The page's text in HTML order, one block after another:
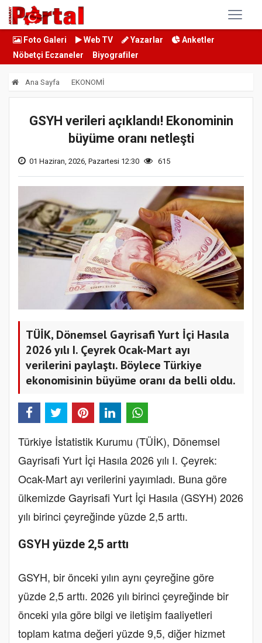
Foto Galeri Web TV Yazarlar
Anketler
Nöbetçi Eczaneler
Biyografiler
Ana Sayfa EKONOMİ
GSYH verileri açıklandı! Ekonominin
büyüme oranı netleşti
01 Haziran, 2026, Pazartesi 12:30 615
TÜİK, Dönemsel Gayrisafi Yurt İçi Hasıla
2026 yılı I. Çeyrek Ocak-Mart ayı
verilerini paylaştı. Böylece Türkiye
ekonomisinin büyüme oranı da belli oldu.
Türkiye İstatistik Kurumu (TÜİK), Dönemsel
Gayrisafi Yurt İçi Hasıla 2026 yılı I. Çeyrek:
Ocak-Mart ayı verilerini yayımladı. Buna göre
ülkemizde Gayrisafi Yurt İçi Hasıla (GSYH) 2026
yılı birinci çeyreğinde yüzde 2,5 arttı.
GSYH yüzde 2,5 arttı
GSYH, bir önceki yılın aynı çeyreğine göre
yüzde 2,5 arttı. 2026 yılı birinci çeyreğinde bir
önceki yıla göre bilgi ve iletişim faaliyetleri
toplam katma değeri yüzde 9,5, diğer hizmet